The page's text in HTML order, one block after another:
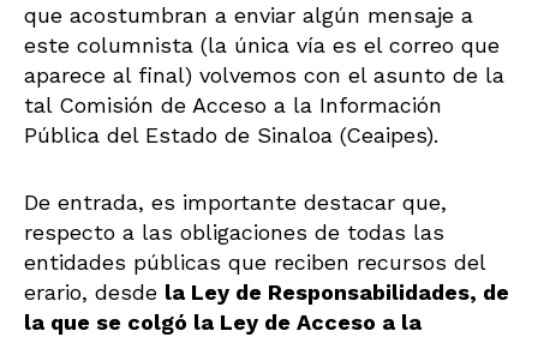
que acostumbran a enviar algún mensaje a
este columnista (la única vía es el correo que
aparece al final) volvemos con el asunto de la
tal Comisión de Acceso a la Información
Pública del Estado de Sinaloa (Ceaipes).
De entrada, es importante destacar que,
respecto a las obligaciones de todas las
entidades públicas que reciben recursos del
erario, desde la Ley de Responsabilidades, de
la que se colgó la Ley de Acceso a la